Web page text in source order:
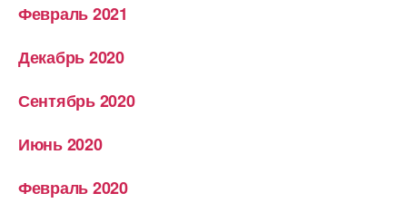
Февраль 2021
Декабрь 2020
Сентябрь 2020
Июнь 2020
Февраль 2020